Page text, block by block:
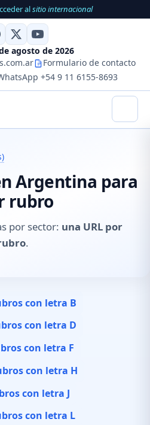
alsitio internacional
agosto de 2026
Formulario de contacto
+54 9 11 6155-8693
Argentina para
rubro
por sector: una URL por
.
con letra B
con letra D
con letra F
con letra H
con letra J
con letra L